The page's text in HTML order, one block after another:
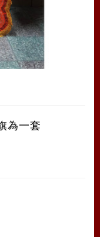
為一套